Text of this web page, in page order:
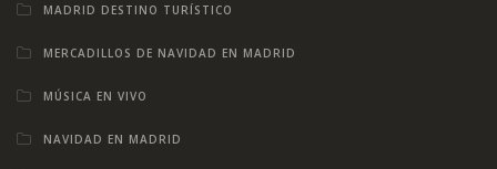
MADRID DESTINO TURÍSTICO
MERCADILLOS DE NAVIDAD EN MADRID
MÚSICA EN VIVO
NAVIDAD EN MADRID